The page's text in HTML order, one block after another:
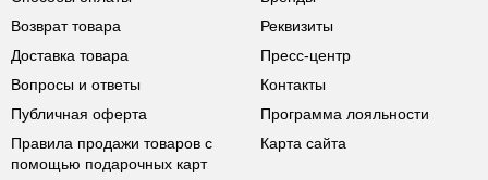
Возврат товара
Доставка товара
Вопросы и ответы
Публичная оферта
Правила продажи товаров с
помощью подарочных карт
Реквизиты
Пресс-центр
Контакты
Программа лояльности
Карта сайта